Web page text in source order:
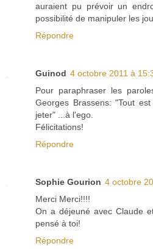
auraient pu prévoir un
possibilité de manipuler les
Répondre
Guinod 4 octobre 2011 à
Pour paraphraser les
Georges Brassens: "Tout
jeter" ...à l'ego.
Félicitations!
Répondre
Sophie Gourion 4 octobre
Merci Merci!!!!
On a déjeuné avec Claude
pensé à toi!
Répondre